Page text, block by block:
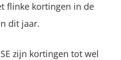
flinke kortingen in de
dit jaar.
zijn kortingen tot wel